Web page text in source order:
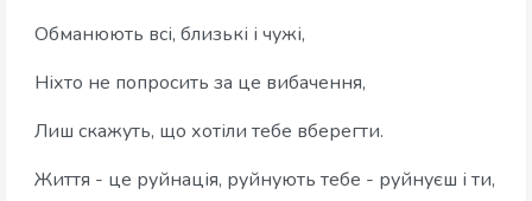
Обманюють всі, близькі і чужі,
Ніхто не попросить за це вибачення,
Лиш скажуть, що хотіли тебе вберегти.
Життя - це руйнація, руйнують тебе - руйнуєш і ти,